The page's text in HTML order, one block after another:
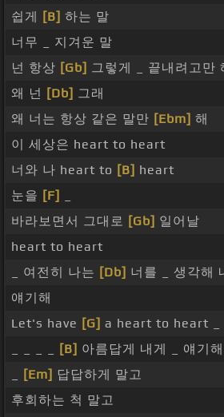
쉽게
[B] 하는 말
너무 _ 지겨운 말
넌 항상 [Gb] 그렇게 _ 끝내려고만
왜 넌 [Db] 그래
왜 너는 항상 같은 말만 [Ebm] 해
이 세상은 heart to heart
너와 나 heart to [B] heart
눈을 [F]
바라보면서 그대로 [Gb] 일어날
heart to heart
_ 여전히 나는 [Db] 너를 _ 생각해
얘기해
Let's have [G] a heart to heart _
[B] 아름답게 내게 _ 얘기해
[Em] 답답하게 말고
후회하는 척 말고